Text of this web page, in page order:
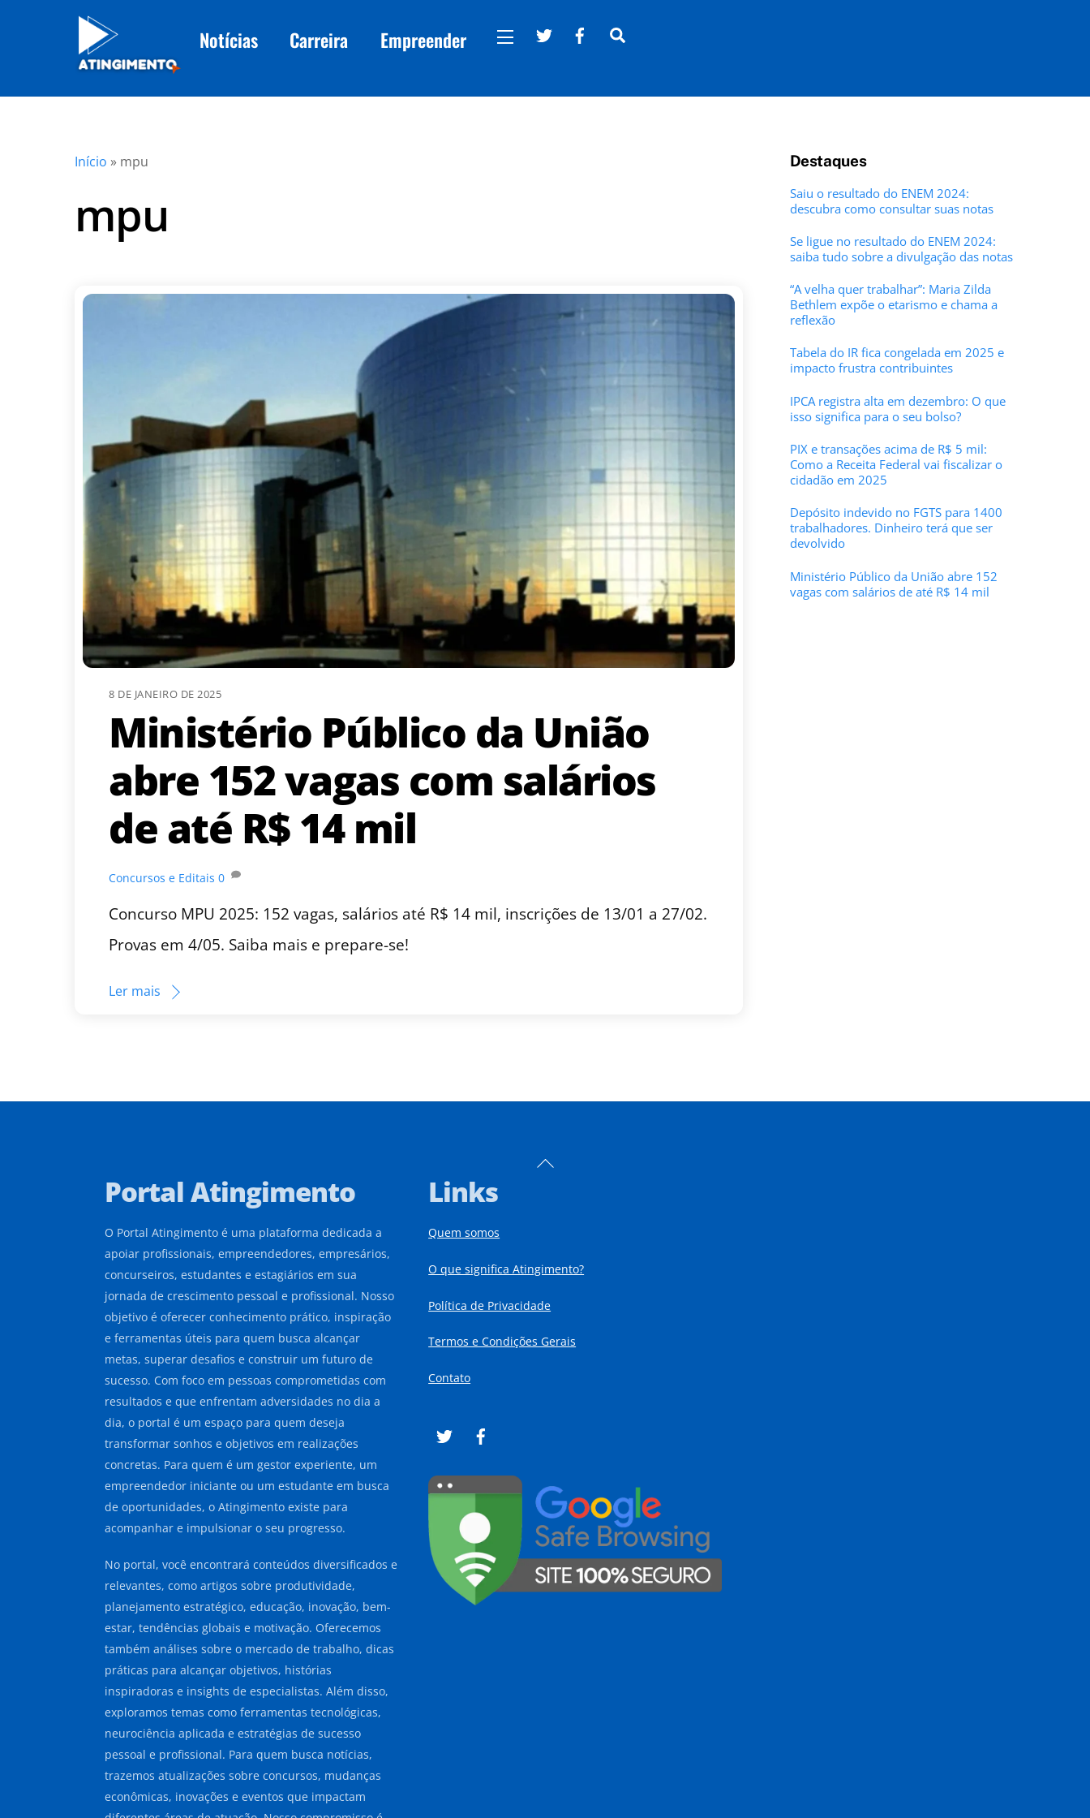
Twitter Facebook
Notícias Carreira Empreender Widgets
Início » mpu
mpu
8 DE JANEIRO DE 2025
Ministério Público da União
abre 152 vagas com salários
de até R$ 14 mil
Concursos e Editais 0
Concurso MPU 2025: 152 vagas, salários até R$ 14 mil, inscrições de 13/01 a 27/02.
Provas em 4/05. Saiba mais e prepare-se!
Ler mais
Destaques
Saiu o resultado do ENEM 2024:
descubra como consultar suas notas
Se ligue no resultado do ENEM 2024:
saiba tudo sobre a divulgação das notas
“A velha quer trabalhar”: Maria Zilda
Bethlem expõe o etarismo e chama a
reflexão
Tabela do IR fica congelada em 2025 e
impacto frustra contribuintes
IPCA registra alta em dezembro: O que
isso significa para o seu bolso?
PIX e transações acima de R$ 5 mil:
Como a Receita Federal vai fiscalizar o
cidadão em 2025
Depósito indevido no FGTS para 1400
trabalhadores. Dinheiro terá que ser
devolvido
Ministério Público da União abre 152
vagas com salários de até R$ 14 mil
Back
Portal Atingimento
O Portal Atingimento é uma plataforma dedicada a
apoiar profissionais, empreendedores, empresários,
concurseiros, estudantes e estagiários em sua
jornada de crescimento pessoal e profissional. Nosso
objetivo é oferecer conhecimento prático, inspiração
e ferramentas úteis para quem busca alcançar
metas, superar desafios e construir um futuro de
sucesso. Com foco em pessoas comprometidas com
resultados e que enfrentam adversidades no dia a
dia, o portal é um espaço para quem deseja
transformar sonhos e objetivos em realizações
concretas. Para quem é um gestor experiente, um
empreendedor iniciante ou um estudante em busca
de oportunidades, o Atingimento existe para
acompanhar e impulsionar o seu progresso.
No portal, você encontrará conteúdos diversificados e
relevantes, como artigos sobre produtividade,
planejamento estratégico, educação, inovação, bem-
estar, tendências globais e motivação. Oferecemos
também análises sobre o mercado de trabalho, dicas
práticas para alcançar objetivos, histórias
inspiradoras e insights de especialistas. Além disso,
exploramos temas como ferramentas tecnológicas,
neurociência aplicada e estratégias de sucesso
pessoal e profissional. Para quem busca notícias,
trazemos atualizações sobre concursos, mudanças
econômicas, inovações e eventos que impactam
Links
Quem somos
O que significa Atingimento?
Política de Privacidade
Termos e Condições Gerais
Contato
Twitter